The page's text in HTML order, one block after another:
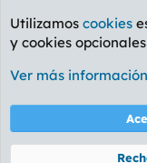
Etiquetas
Cookies
PL
Utilizamos cookies
y cookies
Ver más